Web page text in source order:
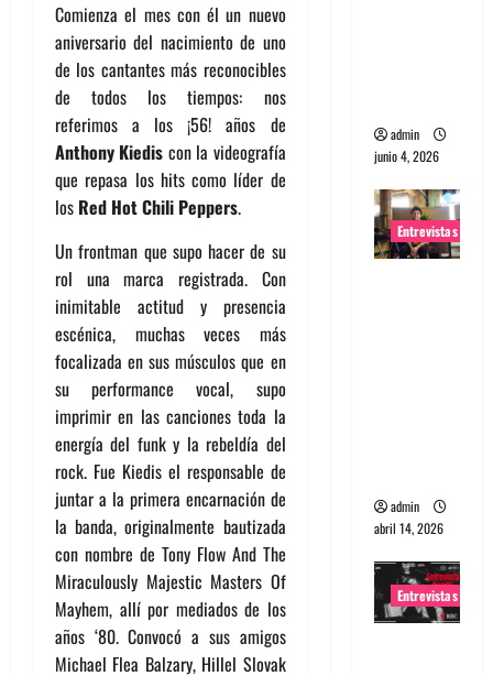
Comienza el mes con él un nuevo
aniversario del nacimiento de uno
de los cantantes más reconocibles
de todos los tiempos: nos
referimos a los ¡56! años de
Anthony Kiedis con la videografía
que repasa los hits como líder de
los Red Hot Chili Peppers.
Un frontman que supo hacer de su
rol una marca registrada. Con
inimitable actitud y presencia
escénica, muchas veces más
focalizada en sus músculos que en
su performance vocal, supo
imprimir en las canciones toda la
energía del funk y la rebeldía del
rock. Fue Kiedis el responsable de
juntar a la primera encarnación de
la banda, originalmente bautizada
con nombre de Tony Flow And The
Miraculously Majestic Masters Of
Mayhem, allí por mediados de los
años ‘80. Convocó a sus amigos
Michael Flea Balzary, Hillel Slovak
admin
junio 4, 2026
Entrevistas
admin
abril 14, 2026
Entrevistas